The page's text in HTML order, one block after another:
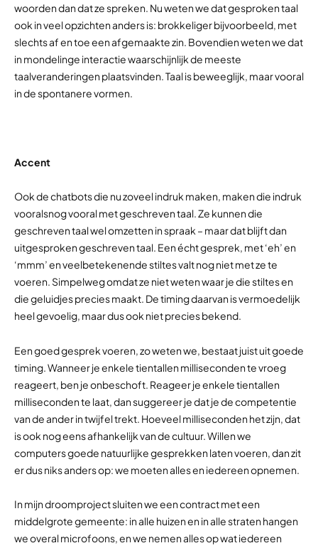
woorden dan dat ze spreken. Nu weten we dat gesproken taal
ook in veel opzichten anders is: brokkeliger bijvoorbeeld, met
slechts af en toe een afgemaakte zin. Bovendien weten we dat
in mondelinge interactie waarschijnlijk de meeste
taalveranderingen plaatsvinden. Taal is beweeglijk, maar vooral
in de spontanere vormen.
Accent
Ook de chatbots die nu zoveel indruk maken, maken die indruk
vooralsnog vooral met geschreven taal. Ze kunnen die
geschreven taal wel omzetten in spraak – maar dat blijft dan
uitgesproken geschreven taal. Een écht gesprek, met ‘eh’ en
‘mmm’ en veelbetekenende stiltes valt nog niet met ze te
voeren. Simpelweg omdat ze niet weten waar je die stiltes en
die geluidjes precies maakt. De timing daarvan is vermoedelijk
heel gevoelig, maar dus ook niet precies bekend.
Een goed gesprek voeren, zo weten we, bestaat juist uit goede
timing. Wanneer je enkele tientallen milliseconden te vroeg
reageert, ben je onbeschoft. Reageer je enkele tientallen
milliseconden te laat, dan suggereer je dat je de competentie
van de ander in twijfel trekt. Hoeveel milliseconden het zijn, dat
is ook nog eens afhankelijk van de cultuur. Willen we
computers goede natuurlijke gesprekken laten voeren, dan zit
er dus niks anders op: we moeten alles en iedereen opnemen.
In mijn droomproject sluiten we een contract met een
middelgrote gemeente: in alle huizen en in alle straten hangen
we overal microfoons, en we nemen alles op wat iedereen